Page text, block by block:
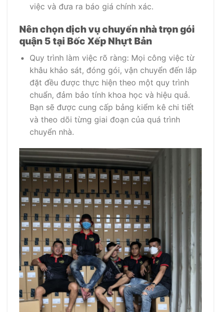
việc và đưa ra báo giá chính xác.
Nên chọn dịch vụ chuyển nhà trọn gói
quận 5 tại Bốc Xếp Nhựt Bản
Quy trình làm việc rõ ràng: Mọi công việc từ
khâu khảo sát, đóng gói, vận chuyển đến lắp
đặt đều được thực hiện theo một quy trình
chuẩn, đảm bảo tính khoa học và hiệu quả.
Bạn sẽ được cung cấp bảng kiểm kê chi tiết
và theo dõi từng giai đoạn của quá trình
chuyển nhà.